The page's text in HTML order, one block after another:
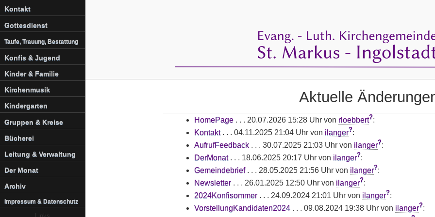
Aktuelle
HomePage. . . 20.07.2026 15:28 Uhrvon rloebbert?:
Kontakt. . . 04.11.2025 21:04 Uhrvon ilanger?:
AufrufFeedback. . . 30.07.2025 21:03 Uhrvon ilanger?:
DerMonat. . . 18.06.2025 20:17 Uhrvon ilanger?:
Gemeindebrief. . . 28.05.2025 21:56 Uhrvon ilanger?:
Newsletter. . . 26.01.2025 12:50 Uhrvon ilanger?:
2024Konfisommer. . . 24.09.2024 21:01 Uhrvon ilanger?:
VorstellungKandidaten2024. . . 09.08.2024 19:38 Uhrvon ilanger?:
Kontakt
Gottesdienst
Taufe, Trauung, Bestattung
Konfis & Jugend
Kinder & Familie
Kirchenmusik
Kindergarten
Gruppen & Kreise
Bücherei
Leitung & Verwaltung
Der Monat
Archiv
Impressum & Datenschutz